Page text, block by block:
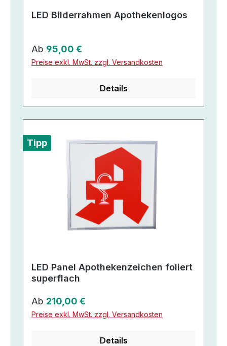
LED Bilderrahmen Apothekenlogos
Regulärer Preis:
Ab 95,00 €
Preise exkl. MwSt. zzgl. Versandkosten
Details
Tipp
LED Panel Apothekenzeichen foliert
superflach
Regulärer Preis:
Ab 210,00 €
Preise exkl. MwSt. zzgl. Versandkosten
Details